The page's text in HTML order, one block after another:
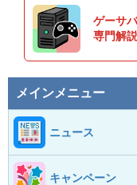
ゲーサ
専門解
メインメニュー
ニュース
キャンペーン